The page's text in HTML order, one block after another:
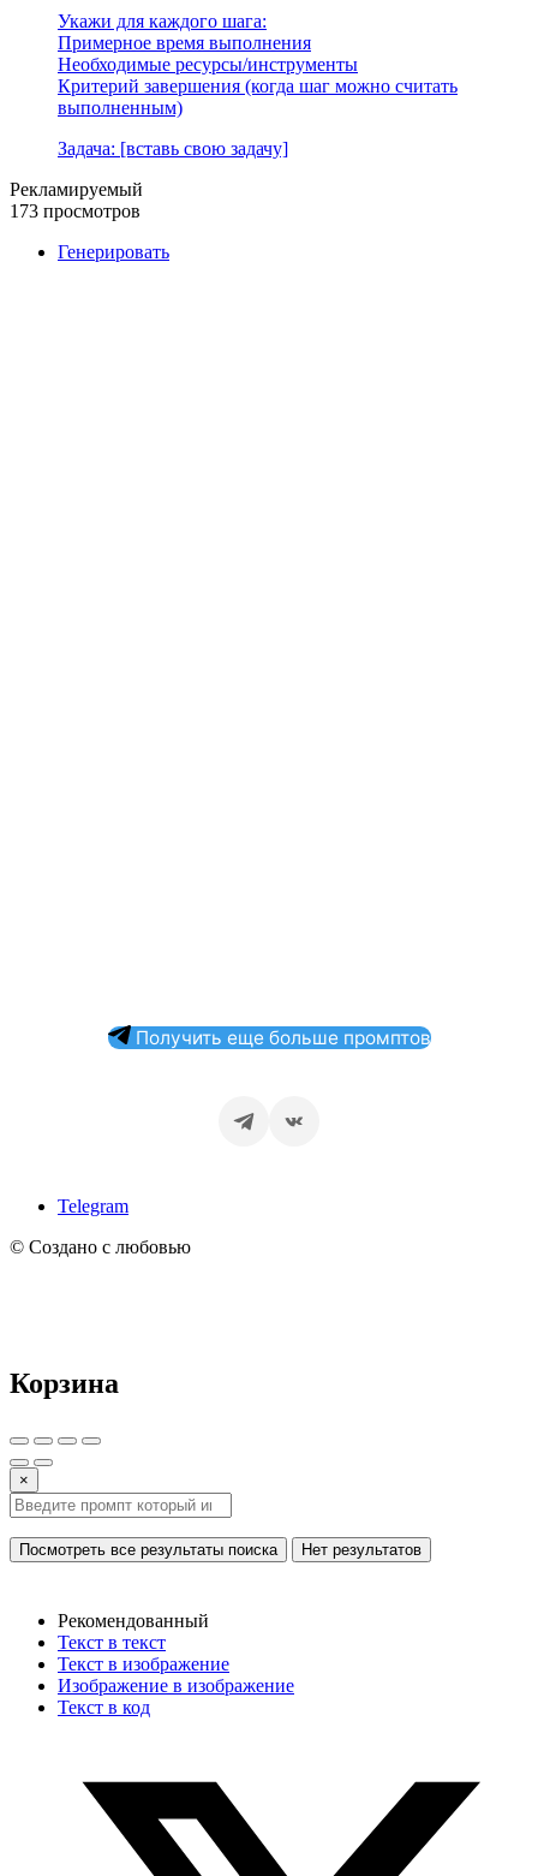
Укажи для каждого шага:
Примерное время выполнения
Необходимые ресурсы/инструменты
Критерий завершения (когда шаг можно считать
выполненным)
Задача: [вставь свою задачу]
Рекламируемый
173 просмотров
Генерировать
Получить еще больше промптов
Telegram
© Создано с любовью
Корзина
×
Посмотреть все результаты поиска Нет результатов
Рекомендованный
Текст в текст
Текст в изображение
Изображение в изображение
Текст в код